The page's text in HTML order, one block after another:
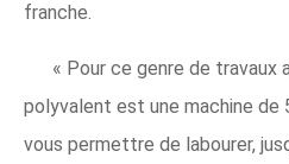
franche.
« Pour ce genre de travaux
polyvalent est une machine de
vous permettre de labourer,